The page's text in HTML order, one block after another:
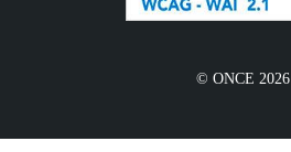
© ONCE 2026